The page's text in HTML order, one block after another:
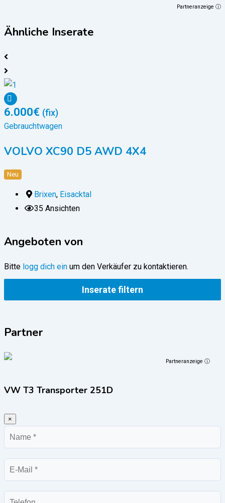
Partneranzeige ⓘ
Ähnliche Inserate
6.000€ (fix)
Gebrauchtwagen
VOLVO XC90 D5 AWD 4X4
Neu
Brixen, Eisacktal
35 Ansichten
Angeboten von
Bitte logg dich ein um den Verkäufer zu kontaktieren.
Inserate filtern
Partner
Partneranzeige ⓘ
VW T3 Transporter 251D
×
Name
E-
Mail
Telefon